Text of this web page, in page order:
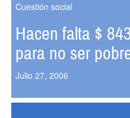
Cuestión social
Hacen falta $
para no ser
Julio 27, 2006